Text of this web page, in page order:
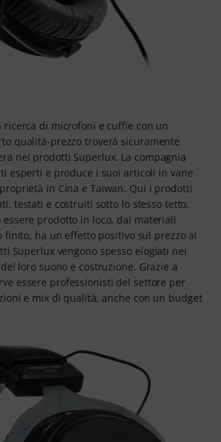
ricerca di microfoni e cuffie con un
qualità-prezzo troverà sicuramente
nei prodotti Superlux. La compagnia
esperti e produce i suoi articoli in varie
in Cina e Taiwan. Qui i prodotti
testati e costruiti sotto lo stesso tetto.
essere prodotto in loco, dai materiali
finito, ha un effetto positivo sul prezzo al
Superlux vengono spesso elogiati nei
loro suono e costruzione. Grazie a
essere professionisti del settore per
e mix di qualità, anche con un budget